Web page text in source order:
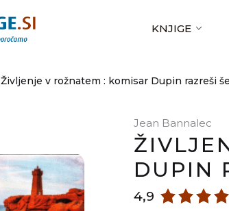
KNJIGE
Življenje v rožnatem : komisar Dupin razreši
Jean Bannalec
DUPIN
4,9